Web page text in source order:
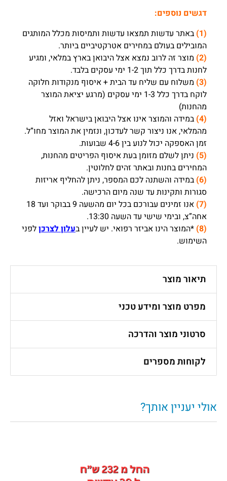
דגשים נוספים:
(1)
באתר עדשות תמצאו עדשות ותמיסות מכלל המותגים
המובילים בעולם במחירים אטרקטיביים ביותר.
(2)
מוצר זה לרוב נמצא אצל היבואן בארץ במלאי, ומגיע
לחנות בדרך כלל תוך 1-2 ימי עסקים בלבד.
(3)
משלוח עם שליח עד הבית + איסוף מנקודות חלוקה
לוקח בדרך כלל 1-3 ימי עסקים (מרגע יציאת המוצר
מהחנות)
(4)
במידה והמוצר אינו אצל היבואן בישראל ואזל
מהמלאי, אנו ניצור קשר לעדכון, ונזמין את המוצר מחו”ל.
זמן האספקה יכול לנוע בין 4-6 שבועות.
(5)
ניתן לשלם מזומן בעת איסוף הפריטים מהחנות,
המחירים בחנות ובאתר זהים לחלוטין.
(6)
במידה והשתנה לכם המספר, ניתן להחליף אריזות
סגורות ותקינות עד שנה מיום הרכישה.
(7)
אנו זמינים עבורכם בכל יום מהשעה 9 בבוקר ועד 18
אחה”צ, ובימי שישי עד השעה 13:30.
(8)
*המוצר הינו אביזר רפואי. יש לעיין בעלון לצרכןלפני
השימוש.
תיאור מוצר
מפרט מוצר ומידע טכני
סרטוני מוצר והדרכה
לקוחות מספרים
אולי יעניין אותך?